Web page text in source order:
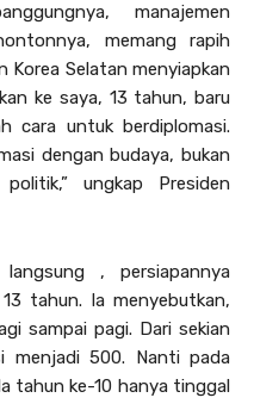
manajemen
memang rapih
Korea Selatan menyiapkan
ke saya, 13 tahun, baru
cara untuk berdiplomasi.
dengan budaya, bukan
ungkap Presiden
, persiapannya
tahun. Ia menyebutkan,
sampai pagi. Dari sekian
menjadi 500. Nanti pada
tahun ke-10 hanya tinggal